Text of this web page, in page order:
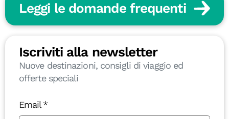
Leggi le domande frequenti
Iscriviti alla newsletter
Nuove destinazioni, consigli di viaggio ed
offerte speciali
Email